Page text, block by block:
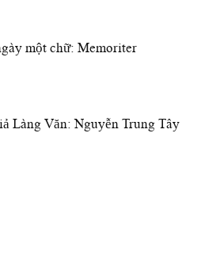
một chữ: Memoriter
Làng Văn: Nguyễn Trung Tây